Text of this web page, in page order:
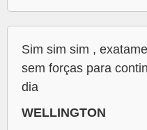
Sim sim sim ,
sem forças para
dia
WELLINGTON